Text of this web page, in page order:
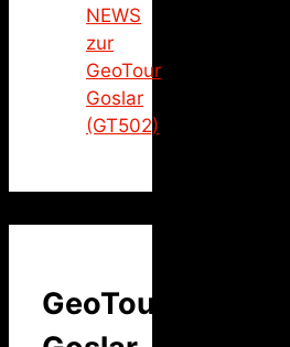
NEWS
zur
GeoTour
Goslar
(GT502)
GeoTour